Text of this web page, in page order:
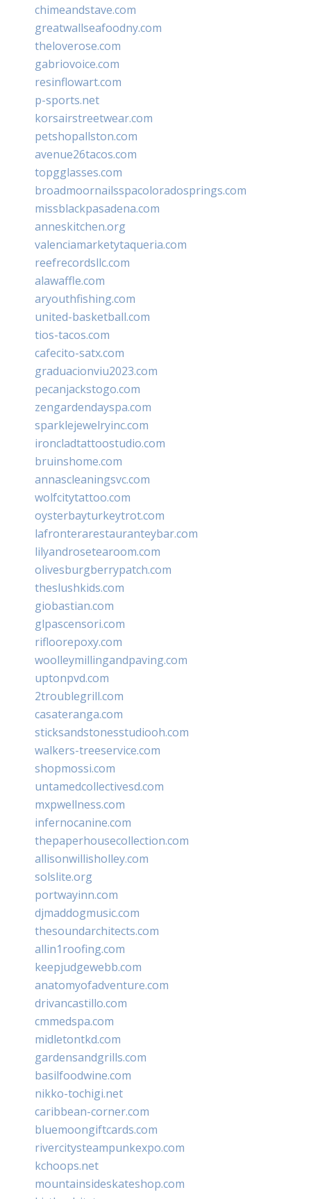
chimeandstave.com
greatwallseafoodny.com
theloverose.com
gabriovoice.com
resinflowart.com
p-sports.net
korsairstreetwear.com
petshopallston.com
avenue26tacos.com
topgglasses.com
broadmoornailsspacoloradosprings.com
missblackpasadena.com
anneskitchen.org
valenciamarketytaqueria.com
reefrecordsllc.com
alawaffle.com
aryouthfishing.com
united-basketball.com
tios-tacos.com
cafecito-satx.com
graduacionviu2023.com
pecanjackstogo.com
zengardendayspa.com
sparklejewelryinc.com
ironcladtattoostudio.com
bruinshome.com
annascleaningsvc.com
wolfcitytattoo.com
oysterbayturkeytrot.com
lafronterarestauranteybar.com
lilyandrosetearoom.com
olivesburgberrypatch.com
theslushkids.com
giobastian.com
glpascensori.com
rifloorepoxy.com
woolleymillingandpaving.com
uptonpvd.com
2troublegrill.com
casateranga.com
sticksandstonesstudiooh.com
walkers-treeservice.com
shopmossi.com
untamedcollectivesd.com
mxpwellness.com
infernocanine.com
thepaperhousecollection.com
allisonwillisholley.com
solslite.org
portwayinn.com
djmaddogmusic.com
thesoundarchitects.com
allin1roofing.com
keepjudgewebb.com
anatomyofadventure.com
drivancastillo.com
cmmedspa.com
midletontkd.com
gardensandgrills.com
basilfoodwine.com
nikko-tochigi.net
caribbean-corner.com
bluemoongiftcards.com
rivercitysteampunkexpo.com
kchoops.net
mountainsideskateshop.com